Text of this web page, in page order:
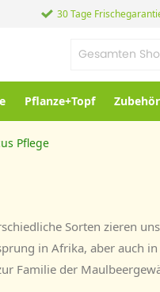
30 Tage
Pflanze+Topf Zubehör
Pflege
Sorten zieren
in Afrika, aber auch in
Familie der